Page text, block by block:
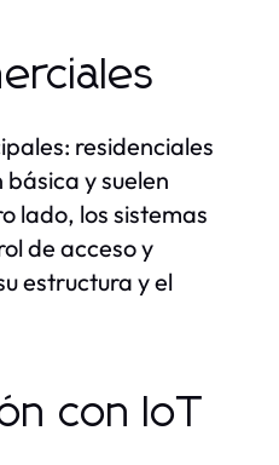
residenciales
y suelen
lado, los sistemas
de acceso y
estructura y el
con IoT